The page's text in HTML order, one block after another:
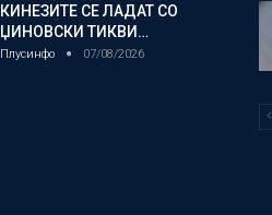
КИНЕЗИТЕ СЕ ЛАДАТ СО
ЏИНОВСКИ ТИКВИ…
Плусинфо 07/08/2026